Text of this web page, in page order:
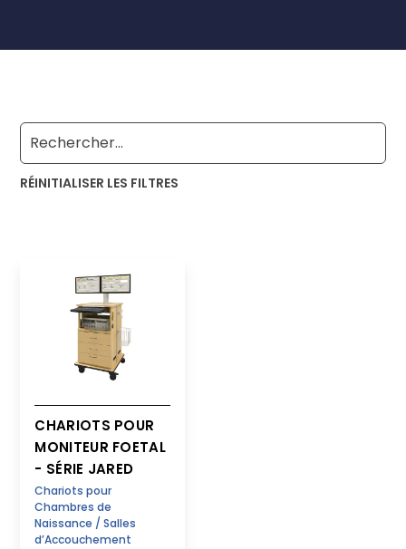
RÉINITIALISER LES FILTRES
CHARIOTS POUR
MONITEUR FOETAL
- SÉRIE JARED
Chariots pour
Chambres de
Naissance / Salles
d’Accouchement